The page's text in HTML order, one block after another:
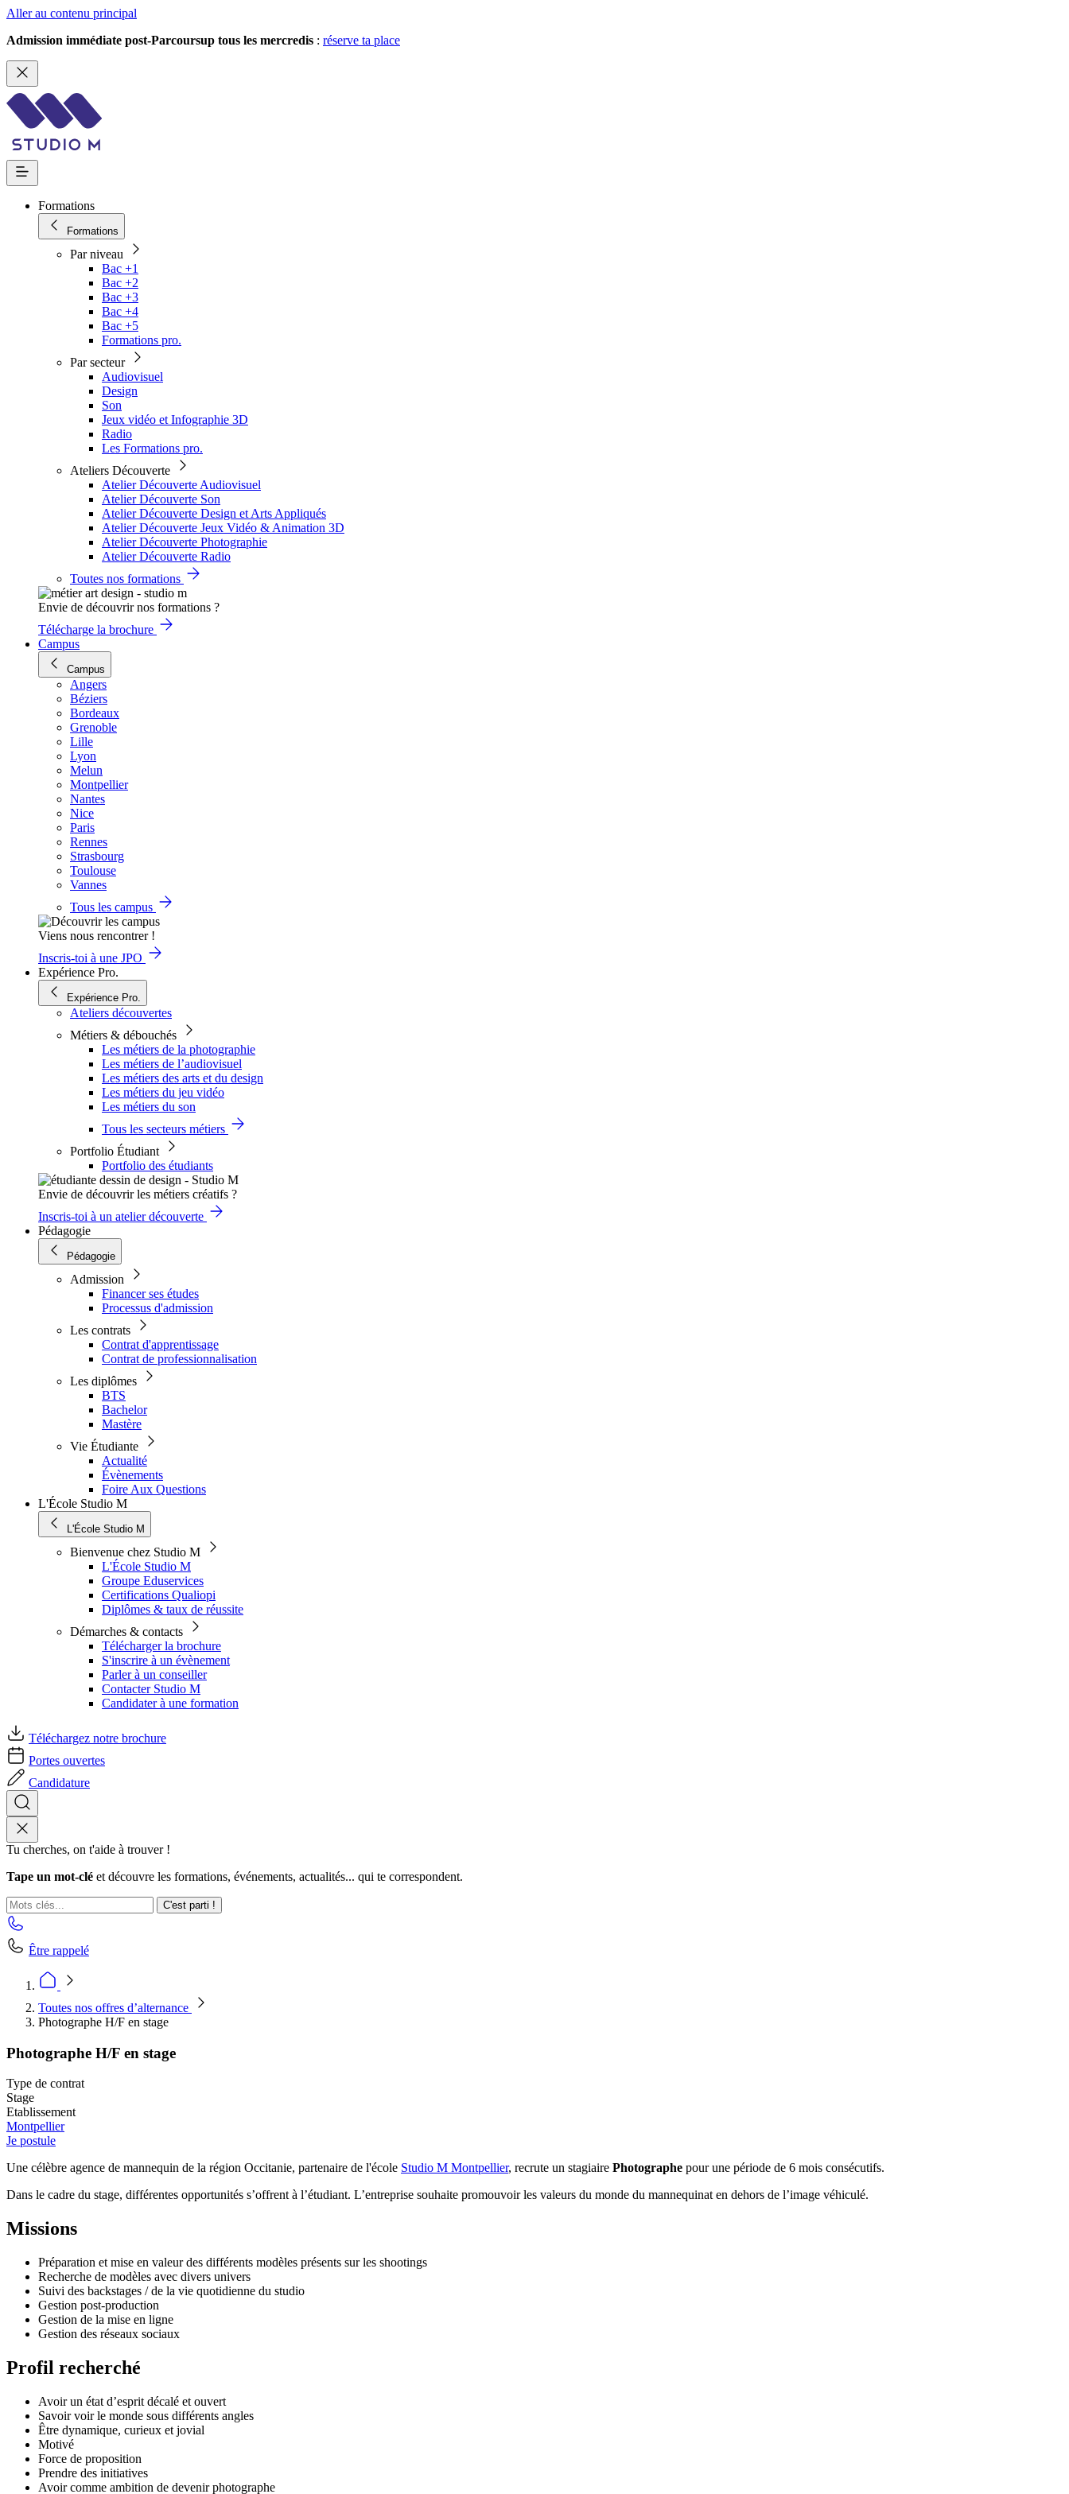
Aller au contenu principal
Admission immédiate post-Parcoursup tous les mercredis : réserve ta place
Formations
Formations
Par niveau
Bac +1
Bac +2
Bac +3
Bac +4
Bac +5
Formations pro.
Par secteur
Audiovisuel
Design
Son
Jeux vidéo et Infographie 3D
Radio
Les Formations pro.
Ateliers Découverte
Atelier Découverte Audiovisuel
Atelier Découverte Son
Atelier Découverte Design et Arts Appliqués
Atelier Découverte Jeux Vidéo & Animation 3D
Atelier Découverte Photographie
Atelier Découverte Radio
Toutes nos formations
Envie de découvrir nos formations ?
Télécharge la brochure
Campus
Campus
Angers
Béziers
Bordeaux
Grenoble
Lille
Lyon
Melun
Montpellier
Nantes
Nice
Paris
Rennes
Strasbourg
Toulouse
Vannes
Tous les campus
Viens nous rencontrer !
Inscris-toi à une JPO
Expérience Pro.
Expérience Pro.
Ateliers découvertes
Métiers & débouchés
Les métiers de la photographie
Les métiers de l’audiovisuel
Les métiers des arts et du design
Les métiers du jeu vidéo
Les métiers du son
Tous les secteurs métiers
Portfolio Étudiant
Portfolio des étudiants
Envie de découvrir les métiers créatifs ?
Inscris-toi à un atelier découverte
Pédagogie
Pédagogie
Admission
Financer ses études
Processus d'admission
Les contrats
Contrat d'apprentissage
Contrat de professionnalisation
Les diplômes
BTS
Bachelor
Mastère
Vie Étudiante
Actualité
Évènements
Foire Aux Questions
L'École Studio M
L'École Studio M
Bienvenue chez Studio M
L'École Studio M
Groupe Eduservices
Certifications Qualiopi
Diplômes & taux de réussite
Démarches & contacts
Télécharger la brochure
S'inscrire à un évènement
Parler à un conseiller
Contacter Studio M
Candidater à une formation
Téléchargez notre brochure
Portes ouvertes
Candidature
Tu cherches, on t'aide à trouver !
Tape un mot-clé et découvre les formations, événements, actualités... qui te correspondent.
C'est parti !
Être rappelé
Toutes nos offres d’alternance
Photographe H/F en stage
Photographe H/F en stage
Type de contrat
Stage
Etablissement
Montpellier
Je postule
Une célèbre agence de mannequin de la région Occitanie, partenaire de l'école Studio M Montpellier, recrute un stagiaire Photographe pour une période de 6 mois consécutifs.
Dans le cadre du stage, différentes opportunités s’offrent à l’étudiant. L’entreprise souhaite promouvoir les valeurs du monde du mannequinat en dehors de l’image véhiculé.
Missions
Préparation et mise en valeur des différents modèles présents sur les shootings
Recherche de modèles avec divers univers
Suivi des backstages / de la vie quotidienne du studio
Gestion post-production
Gestion de la mise en ligne
Gestion des réseaux sociaux
Profil recherché
Avoir un état d’esprit décalé et ouvert
Savoir voir le monde sous différents angles
Être dynamique, curieux et jovial
Motivé
Force de proposition
Prendre des initiatives
Avoir comme ambition de devenir photographe